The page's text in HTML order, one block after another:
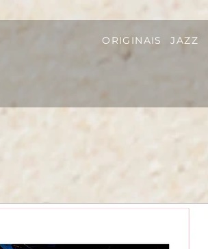
ORIGINAIS JAZZ